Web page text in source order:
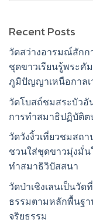
Recent Posts
วัดสว่างอารมณ์สัก
ชุดขาวเรียนรู้พระ
ภูมิปัญญาเหนือกาล
วัดโบสถ์ชมสระบัวอั
การทำสมาธิปฏิบัติต
วัดวังงิ้วเที่ยวชมสถ
ชวนใส่ชุดขาวมุ่งมั่น
ทำสมาธิวิปัสสนา
วัดป่าเชิงเลนเป็นวั
ธรรมตามหลักพื้นฐ
จริยธรรม